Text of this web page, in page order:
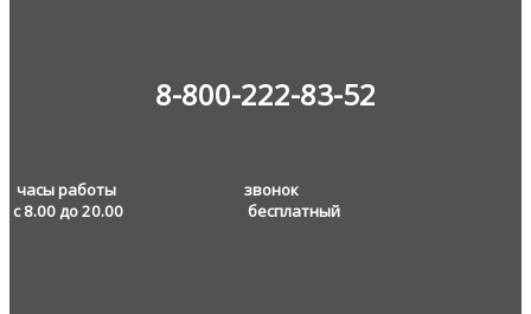
8-800-222-83-52
часы работы звонок
с 8.00 до 20.00
бесплатный